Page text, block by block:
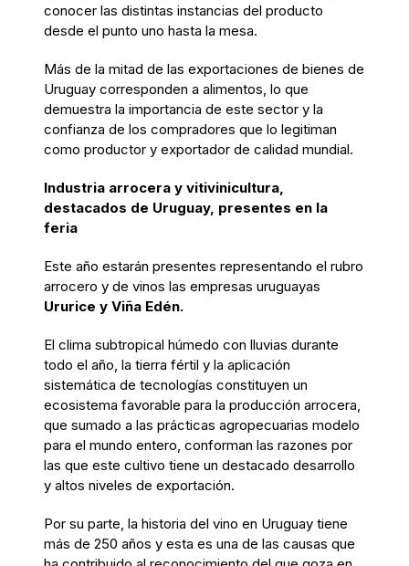
conocer las distintas instancias del producto
desde el punto uno hasta la mesa.
Más de la mitad de las exportaciones de bienes de
Uruguay corresponden a alimentos, lo que
demuestra la importancia de este sector y la
confianza de los compradores que lo legitiman
como productor y exportador de calidad mundial.
Industria arrocera y vitivinicultura,
destacados de Uruguay, presentes en la
feria
Este año estarán presentes representando el rubro
arrocero y de vinos las empresas uruguayas
Ururice y Viña Edén.
El clima subtropical húmedo con lluvias durante
todo el año, la tierra fértil y la aplicación
sistemática de tecnologías constituyen un
ecosistema favorable para la producción arrocera,
que sumado a las prácticas agropecuarias modelo
para el mundo entero, conforman las razones por
las que este cultivo tiene un destacado desarrollo
y altos niveles de exportación.
Por su parte, la historia del vino en Uruguay tiene
más de 250 años y esta es una de las causas que